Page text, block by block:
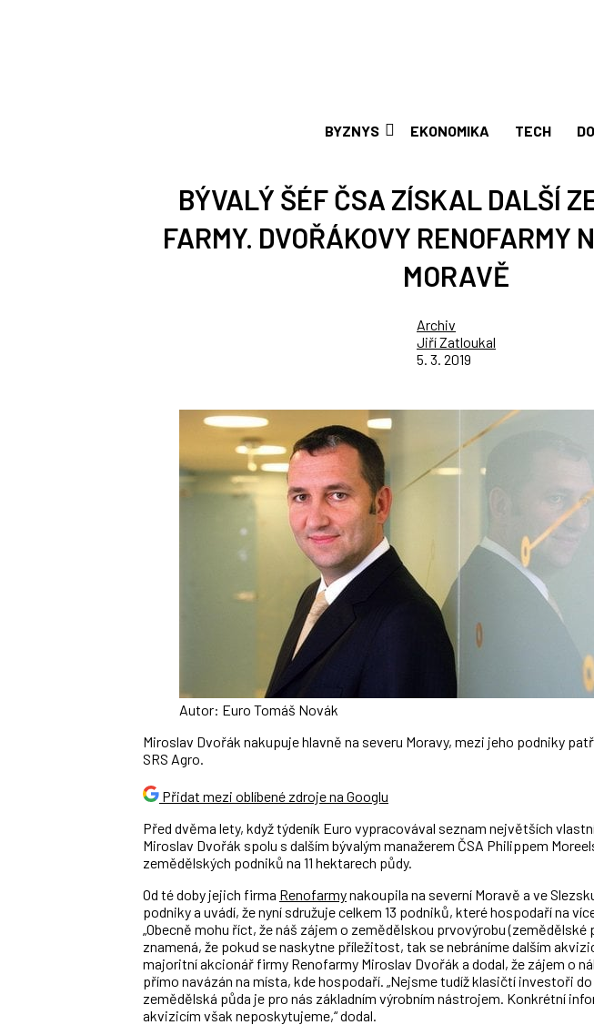
BYZNYS EKONOMIKA TECH
BÝVALÝ ŠÉF ČSA ZÍSKAL DALŠÍ
FARMY. DVOŘÁKOVY RENOFARMY
MORAVĚ
Archiv
Jiří Zatloukal
5. 3. 2019
Autor: Euro Tomáš Novák
Miroslav Dvořák nakupuje hlavně na severu Moravy, mezi jeho podniky
SRS Agro.
Přidat mezi oblíbené zdroje na Googlu
Před dvěma lety, když týdeník Euro vypracovával seznam největších
Miroslav Dvořák spolu s dalším bývalým manažerem ČSA Philippem
zemědělských podniků na 11 hektarech půdy.
Od té doby jejich firma Renofarmynakoupila na severní Moravě a ve
podniky a uvádí, že nyní sdružuje celkem 13 podniků, které hospodaří na
„Obecně mohu říct, že náš zájem o zemědělskou prvovýrobu (zemědělské
znamená, že pokud se naskytne příležitost, tak se nebráníme dalším
majoritní akcionář firmy Renofarmy Miroslav Dvořák a dodal, že zájem o
přímo navázán na místa, kde hospodaří. „Nejsme tudíž klasičtí investoři
zemědělská půda je pro nás základním výrobním nástrojem. Konkrétní
akvizicím však neposkytujeme,“ dodal.